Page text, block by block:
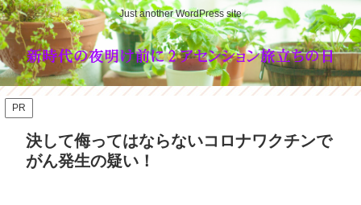
Just another WordPress site
PR
決して侮ってはならないコロナワクチンで
がん発生の疑い！